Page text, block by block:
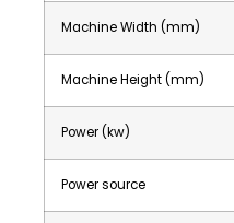
Machine Width (mm)
Machine Height (mm)
Power (kw)
Power source